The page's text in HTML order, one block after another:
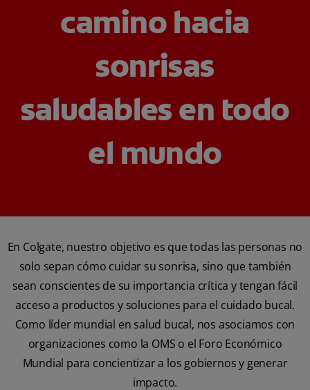
SUSCRÍBASE
camino hacia
sonrisas
saludables en todo
el mundo
En Colgate, nuestro objetivo es que todas las personas no
solo sepan cómo cuidar su sonrisa, sino que también
sean conscientes de su importancia crítica y tengan fácil
acceso a productos y soluciones para el cuidado bucal.
Como líder mundial en salud bucal, nos asociamos con
organizaciones como la OMS o el Foro Económico
Mundial para concientizar a los gobiernos y generar
impacto.